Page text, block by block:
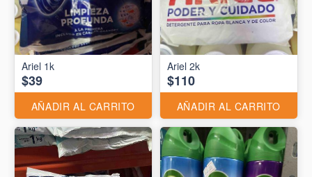
Ariel 1k
$39
AÑADIR AL CARRITO
Ariel 2k
$110
AÑADIR AL CARRITO